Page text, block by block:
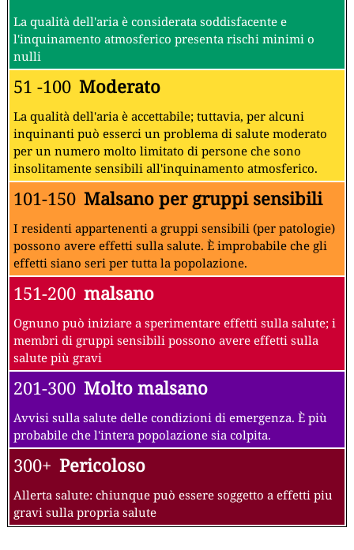
La qualità dell'aria è considerata soddisfacente e
l'inquinamento atmosferico presenta rischi minimi o
nulli
51 -100 Moderato
La qualità dell'aria è accettabile; tuttavia, per alcuni
inquinanti può esserci un problema di salute moderato
per un numero molto limitato di persone che sono
insolitamente sensibili all'inquinamento atmosferico.
101-150 Malsano per gruppi sensibili
I residenti appartenenti a gruppi sensibili (per patologie)
possono avere effetti sulla salute. È improbabile che gli
effetti siano seri per tutta la popolazione.
151-200 malsano
Ognuno può iniziare a sperimentare effetti sulla salute; i
membri di gruppi sensibili possono avere effetti sulla
salute più gravi
201-300 Molto malsano
Avvisi sulla salute delle condizioni di emergenza. È più
probabile che l'intera popolazione sia colpita.
300+ Pericoloso
Allerta salute: chiunque può essere soggetto a effetti piu
gravi sulla propria salute